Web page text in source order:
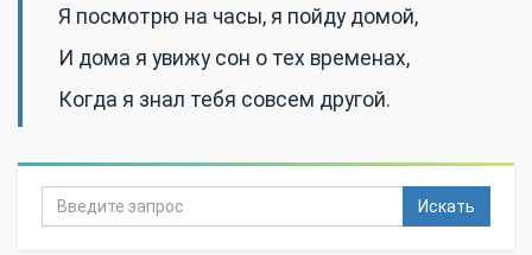
Я посмотрю на часы, я пойду домой,
И дома я увижу сон о тех временах,
Когда я знал тебя совсем другой.
Искать